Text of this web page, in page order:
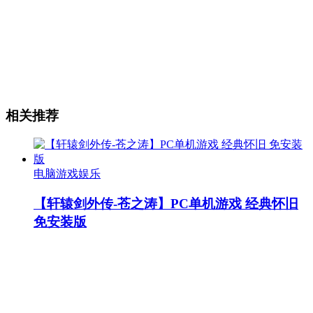
相关推荐
电脑游戏娱乐
【轩辕剑外传-苍之涛】PC单机游戏 经典怀旧
免安装版